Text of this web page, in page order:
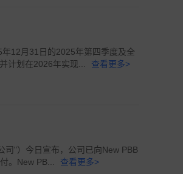
12月31日的2025年第四季度及全
计划在2026年实现...
查看更多>
"）今日宣布，公司已向New PBB
。New PB...
查看更多>